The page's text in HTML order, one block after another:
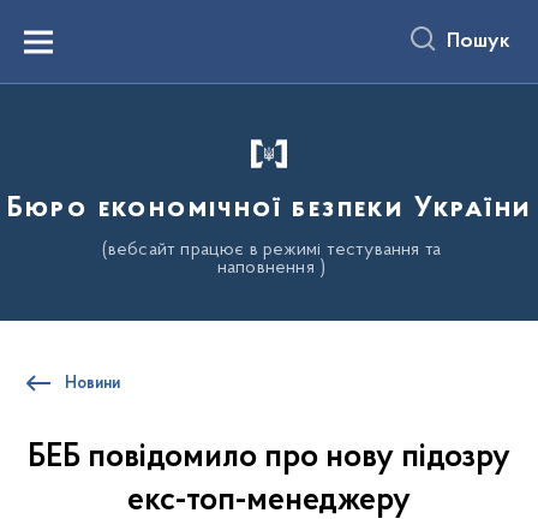
вмістуMenu Пошук
Бюро економічної безпеки України
(вебсайт працює в режимі тестування та
наповнення )
Новини
БЕБ повідомило про нову підозру
екс-топ-менеджеру